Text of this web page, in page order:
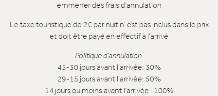
emmener des frais d’annulation
Le taxe touristique de 2€ par nuit n’ est pas inclus dans le prix
et doit être payé en effectif à l’arrivé
Politique d’annulation:
45-30 jours avant l’arrivée: 30%
29-15 jours avant l’arrivée: 50%
14 jours ou moins avant l’arrivée : 100%